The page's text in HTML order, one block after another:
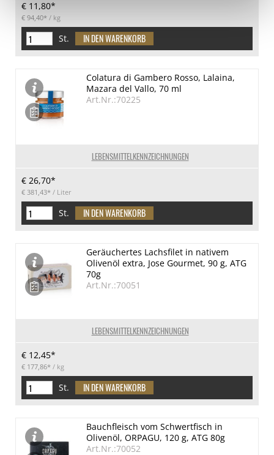
€ 11,80*
€ 94,40* / kg
St.
LEBENSMITTELKENNZEICHNUNGEN
Colatura di Gambero Rosso, Lalaina,
Mazara del Vallo, 70 ml
Art.Nr.:70225
€ 26,70*
€ 381,43* / Liter
St.
LEBENSMITTELKENNZEICHNUNGEN
Geräuchertes Lachsfilet in nativem
Olivenöl extra, Jose Gourmet, 90 g, ATG
70g
Art.Nr.:70051
€ 12,45*
€ 177,86* / kg
St.
Bauchfleisch vom Schwertfisch in
Olivenöl, ORPAGU, 120 g, ATG 80g
Art.Nr.:70052